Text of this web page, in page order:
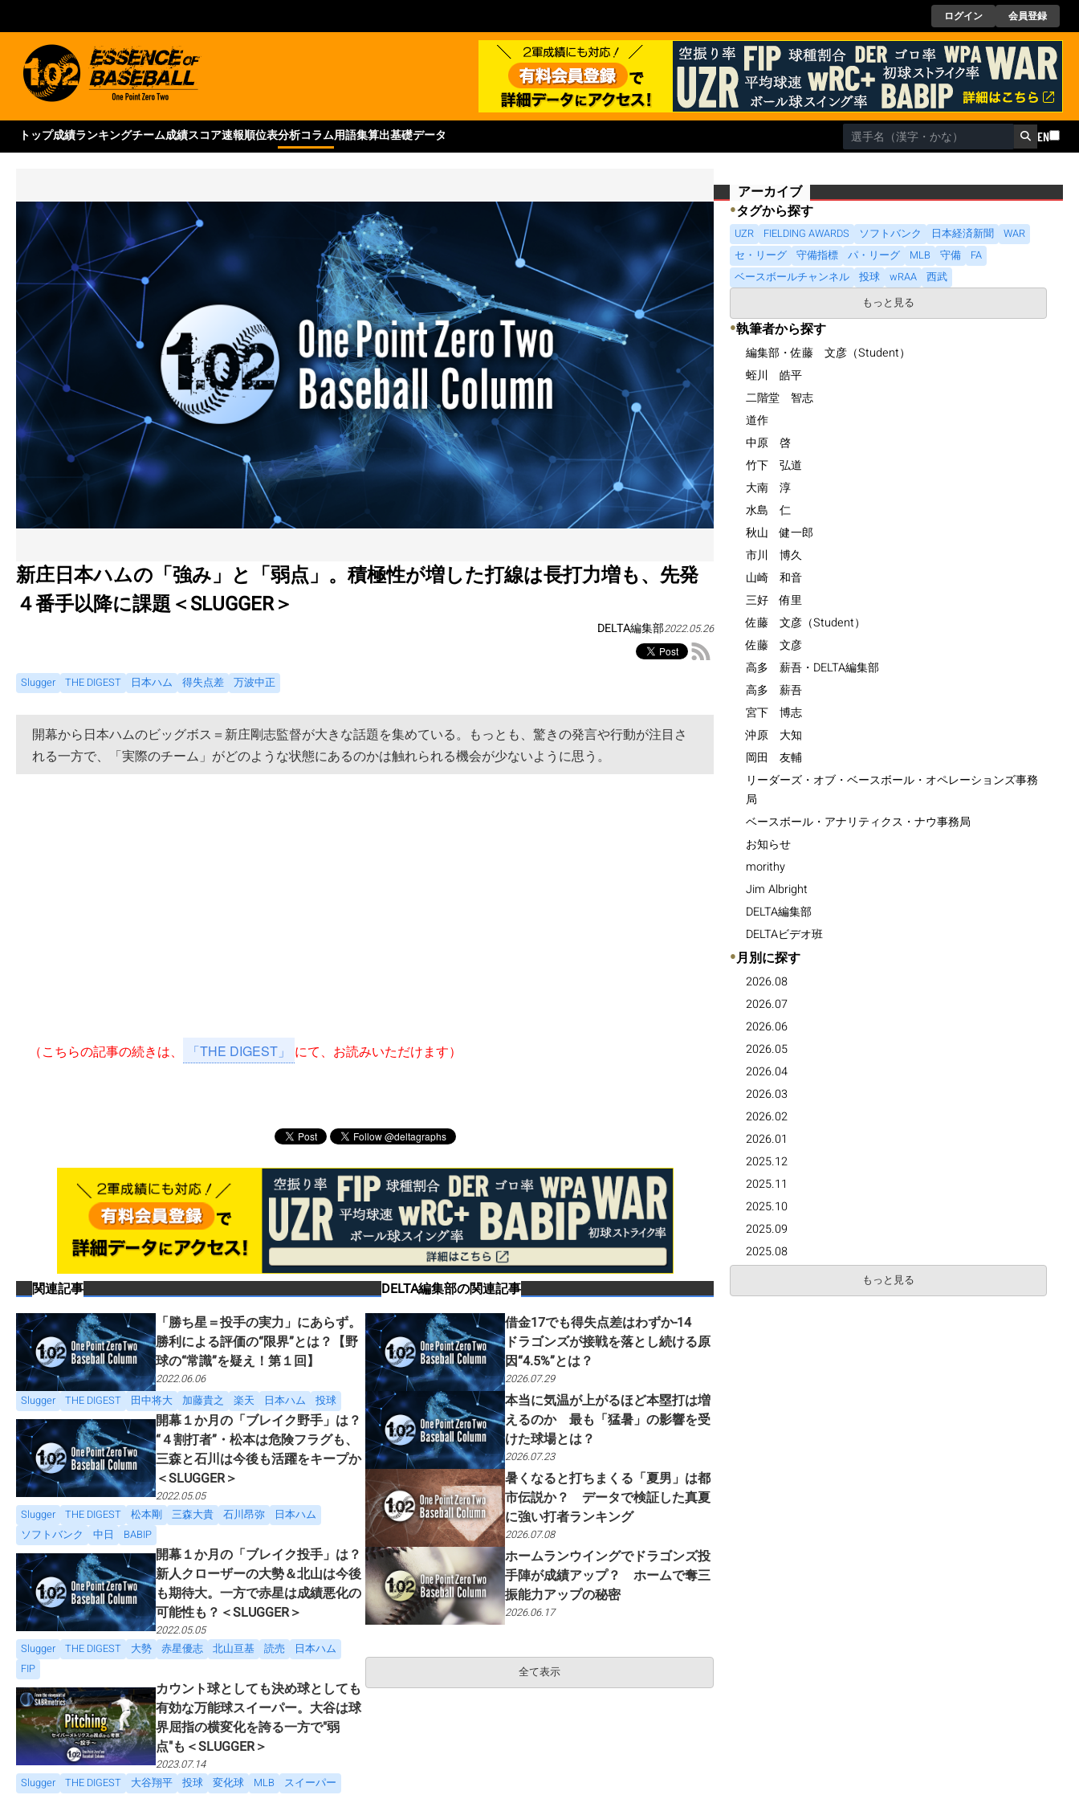
ログイン 会員登録
トップ成績ランキングチーム成績スコア速報順位表分析コラム用語集算出基礎データ EN
新庄日本ハムの「強み」と「弱点」。積極性が増した打線は長打力増も、先発
４番手以降に課題＜SLUGGER＞
DELTA編集部2022.05.26
Slugger THE DIGEST 日本ハム 得失点差 万波中正
開幕から日本ハムのビッグボス＝新庄剛志監督が大きな話題を集めている。もっとも、驚きの発言や行動が注目さ
れる一方で、「実際のチーム」がどのような状態にあるのかは触れられる機会が少ないように思う。
（こちらの記事の続きは、 「THE DIGEST」 にて、お読みいただけます）
関連記事
「勝ち星＝投手の実力」にあらず。
勝利による評価の“限界”とは？【野
球の“常識”を疑え！第１回】
2022.06.06
Slugger
THE DIGEST 田中将大 加藤貴之 楽天 日本ハム 投球
開幕１か月の「ブレイク野手」は？
“４割打者”・松本は危険フラグも、
三森と石川は今後も活躍をキープか
＜SLUGGER＞
2022.05.05
Slugger
THE DIGEST 松本剛 三森大貴 石川昂弥
日本ハム
ソフトバンク
中日 BABIP
開幕１か月の「ブレイク投手」は？
新人クローザーの大勢＆北山は今後
も期待大。一方で赤星は成績悪化の
可能性も？＜SLUGGER＞
2022.05.05
Slugger
THE DIGEST 大勢 赤星優志 北山亘基 読売
日本ハム
FIP
カウント球としても決め球としても
有効な万能球スイーパー。大谷は球
界屈指の横変化を誇る一方で"弱
点"も＜SLUGGER＞
2023.07.14
Slugger
THE DIGEST 大谷翔平 投球 変化球 MLB スイーパー
DELTA編集部の関連記事
借金17でも得失点差はわずか-14
ドラゴンズが接戦を落とし続ける原
因“4.5%”とは？
2026.07.29
本当に気温が上がるほど本塁打は増
えるのか 最も「猛暑」の影響を受
けた球場とは？
2026.07.23
暑くなると打ちまくる「夏男」は都
市伝説か？ データで検証した真夏
に強い打者ランキング
2026.07.08
ホームランウイングでドラゴンズ投
手陣が成績アップ？ ホームで奪三
振能力アップの秘密
2026.06.17
全て表示
アーカイブ
●タグから探す
UZR FIELDING AWARDS ソフトバンク 日本経済新聞
WAR
セ・リーグ
守備指標 パ・リーグ MLB 守備
FA
ベースボールチャンネル
投球 wRAA
西武
もっと見る
●執筆者から探す
編集部・佐藤 文彦（Student）
蛭川 皓平
二階堂 智志
道作
中原 啓
竹下 弘道
大南 淳
水島 仁
秋山 健一郎
市川 博久
山崎 和音
三好 侑里
佐藤 文彦（Student）
佐藤 文彦
高多 薪吾・DELTA編集部
高多 薪吾
宮下 博志
沖原 大知
岡田 友輔
リーダーズ・オブ・ベースボール・オペレーションズ事務
局
ベースボール・アナリティクス・ナウ事務局
お知らせ
morithy
Jim Albright
DELTA編集部
DELTAビデオ班
●月別に探す
2026.08
2026.07
2026.06
2026.05
2026.04
2026.03
2026.02
2026.01
2025.12
2025.11
2025.10
2025.09
2025.08
もっと見る